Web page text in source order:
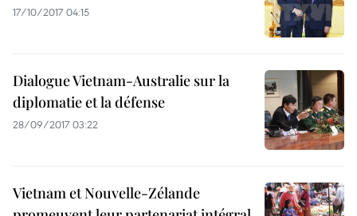
17/10/2017 04:15
Dialogue Vietnam-Australie sur la
diplomatie et la défense
28/09/2017 03:22
Vietnam et Nouvelle-Zélande